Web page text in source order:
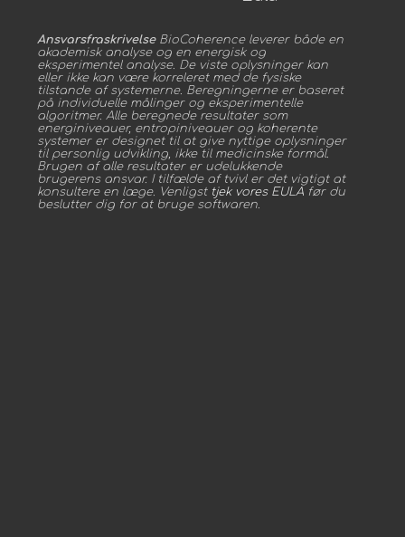
AnsvarsfraskrivelseBioCoherence leverer både en
akademisk analyse og en energisk og
eksperimentel analyse. De viste oplysninger kan
eller ikke kan være korreleret med de fysiske
tilstande af systemerne. Beregningerne er baseret
på individuelle målinger og eksperimentelle
algoritmer. Alle beregnede resultater som
energiniveauer, entropiniveauer og koherente
systemer er designet til at give nyttige oplysninger
til personlig udvikling, ikke til medicinske formål.
Brugen af alle resultater er udelukkende
brugerens ansvar. I tilfælde af tvivl er det vigtigt at
konsultere en læge. Venligst tjek vores EULA før du
beslutter dig for at bruge softwaren.